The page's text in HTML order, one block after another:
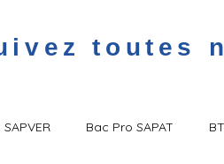
toutes
SAPVER Bac Pro SAPAT